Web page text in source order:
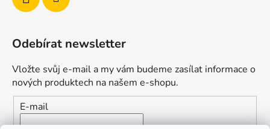
Odebírat newsletter
Vložte svůj e-mail a my vám budeme zasílat informace o
nových produktech na našem e-shopu.
E-mail